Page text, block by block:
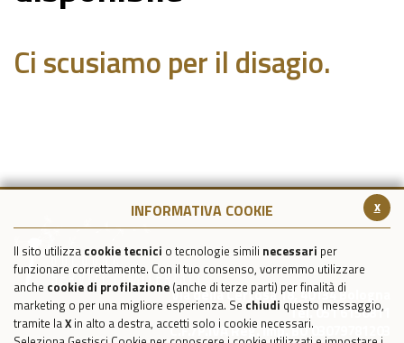
x
INFORMATIVA COOKIE
Il sito utilizza cookie tecnici o tecnologie simili necessari per
funzionare correttamente. Con il tuo consenso, vorremmo utilizzare
anche cookie di profilazione (anche di terze parti) per finalità di
marketing o per una migliore esperienza. Se chiudi questo messaggio,
tramite laX in alto a destra, accetti solo i cookie necessari.
Ci scusiamo per il disagio.
Via della Certosa 18, 40134 Bologna
Tel. 051 6150811
C.F./P.IVA Reg. Imp. BO 03079781203